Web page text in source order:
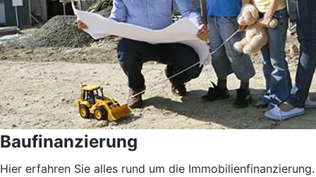
Baufinanzierung
Hier erfahren Sie alles rund um die Immobilienfinanzierung.